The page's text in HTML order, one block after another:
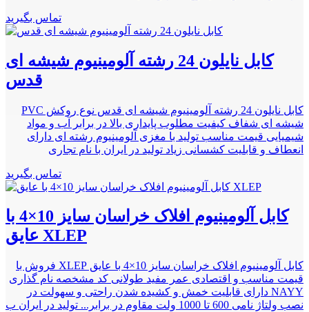
تماس بگیرید
کابل نایلون 24 رشته آلومینیوم شیشه ای
قدس
کابل نایلون 24 رشته آلومینیوم شیشه ای قدس نوع روکش PVC
شیشه ای شفاف کیفیت مطلوب پایداری بالا در برابر آب و مواد
شیمیایی قیمت مناسب تولید با مغزی آلومینیوم رشته ای دارای
انعطاف و قابلیت کشسانی زیاد تولید در ایران با نام تجاری
تماس بگیرید
کابل آلومینیوم افلاک خراسان سایز 10×4 با
عایق XLEP
کابل آلومینیوم افلاک خراسان سایز 10×4 با عایق XLEP فروش با
قیمت مناسب و اقتصادی عمر مفید طولانی کد مشخصه نام گذاری
NAYY دارای قابلیت خمش و کشیده شدن راحتی و سهولت در
نصب ولتاژ نامی 600 تا 1000 ولت ﻣﻘﺎﻭم در برابر... تولید در ایران ب